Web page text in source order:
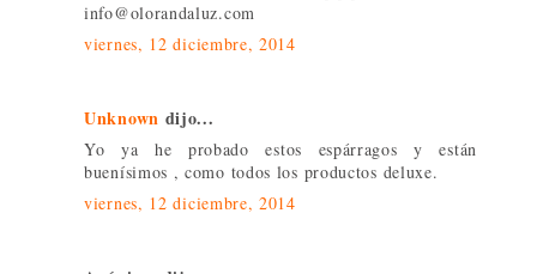
info@olorandaluz.com
viernes, 12 diciembre, 2014
Unknown dijo...
Yo ya he probado estos espárragos y están
buenísimos , como todos los productos deluxe.
viernes, 12 diciembre, 2014